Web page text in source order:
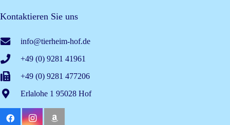
Kontaktieren Sie uns
info@tierheim-hof.de
+49 (0) 9281 41961
+49 (0) 9281 477206
Erlalohe 1 95028 Hof